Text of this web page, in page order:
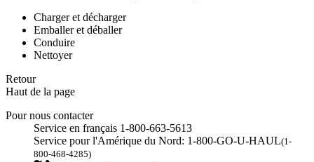
Charger et décharger
Emballer et déballer
Conduire
Nettoyer
Retour
Haut de la page
Pour nous contacter
Service en français 1-800-663-5613
Service pour l'Amérique du Nord: 1-800-GO-U-HAUL(1-
800-468-4285)